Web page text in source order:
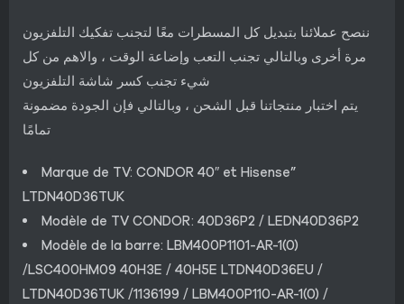
ننصح عملائنا بتبديل كل المسطرات معًا لتجنب تفكيك التلفزيون
مرة أخرى وبالتالي تجنب التعب وإضاعة الوقت ، والاهم من كل
شيء تجنب كسر شاشة التلفزيون
يتم اختبار منتجاتنا قبل الشحن ، وبالتالي فإن الجودة مضمونة
تمامًا
Marque de TV: CONDOR 40″ et Hisense”
LTDN40D36TUK
Modèle de TV CONDOR: 40D36P2 / LEDN40D36P2
Modèle de la barre: LBM400P1101-AR-1(0)
/LSC400HM09 40H3E / 40H5E LTDN40D36EU /
LTDN40D36TUK /1136199 / LBM400P110-AR-1(0) /